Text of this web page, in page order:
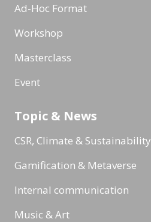
Ad-Hoc Format
Workshop
Masterclass
Event
Topic & News
CSR, Climate & Sustainability
Gamification & Metaverse
Internal communication
Music & Art